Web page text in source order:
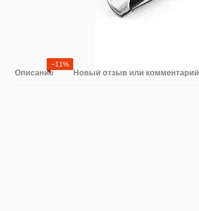
−11%
Описание Новый отзыв или комментарий